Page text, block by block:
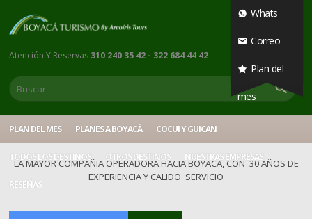
Whats
Correo
Plan del
mes
Atención Y Reservas 310 240 35 42 - 322 684 44 42
PLAN DEL MES PLANES A BOYACÁ COCUI Y GUICAN
TODOS LOS DESTINOS OTROS DESTINOS NUESTRAS EMPRESAS
RESEÑAS
LA MAYOR COMPAÑIA OPERADORA HACIA BOYACA, CON 30 AÑOS DE
EXPERIENCIA Y CALIDO SERVICIO